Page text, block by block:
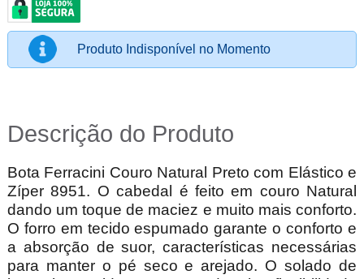
Produto Indisponível no Momento
Descrição do Produto
Bota Ferracini Couro Natural Preto com Elástico e
Zíper 8951. O cabedal é feito em couro Natural
dando um toque de maciez e muito mais conforto.
O forro em tecido espumado garante o conforto e
a absorção de suor, características necessárias
para manter o pé seco e arejado. O solado de